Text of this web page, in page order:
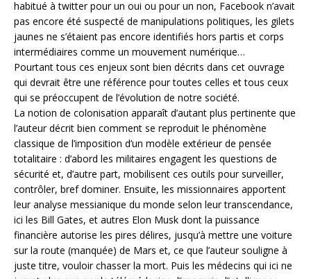
habitué à twitter pour un oui ou pour un non, Facebook n’avait
pas encore été suspecté de manipulations politiques, les gilets
jaunes ne s’étaient pas encore identifiés hors partis et corps
intermédiaires comme un mouvement numérique…
Pourtant tous ces enjeux sont bien décrits dans cet ouvrage
qui devrait être une référence pour toutes celles et tous ceux
qui se préoccupent de l’évolution de notre société.
La notion de colonisation apparaît d’autant plus pertinente que
l’auteur décrit bien comment se reproduit le phénomène
classique de l’imposition d’un modèle extérieur de pensée
totalitaire : d’abord les militaires engagent les questions de
sécurité et, d’autre part, mobilisent ces outils pour surveiller,
contrôler, bref dominer. Ensuite, les missionnaires apportent
leur analyse messianique du monde selon leur transcendance,
ici les Bill Gates, et autres Elon Musk dont la puissance
financière autorise les pires délires, jusqu’à mettre une voiture
sur la route (manquée) de Mars et, ce que l’auteur souligne à
juste titre, vouloir chasser la mort. Puis les médecins qui ici ne